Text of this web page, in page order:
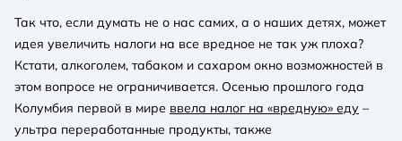
Так что, если думать не о нас самих, а о наших детях, может
идея увеличить налоги на все вредное не так уж плоха?
Кстати, алкоголем, табаком и сахаром окно возможностей в
этом вопросе не ограничивается. Осенью прошлого года
Колумбия первой в мире ввела налог на «вредную» еду –
ультра переработанные продукты, также